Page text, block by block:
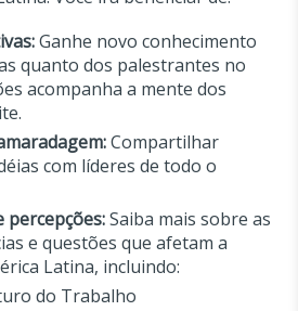
Ganhe novo conhecimento
quanto dos palestrantes no
acompanha a mente dos
Compartilhar
com líderes de todo o
percepções:Saiba mais sobre as
e questões que afetam a
Latina, incluindo:
do Trabalho